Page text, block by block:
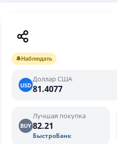
🔔Наблюдать
USD
Доллар США
81.4077
BUY
Лучшая покупка
82.21
БыстроБанк